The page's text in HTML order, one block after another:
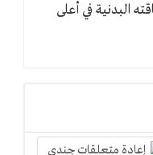
البدنية في أعلى